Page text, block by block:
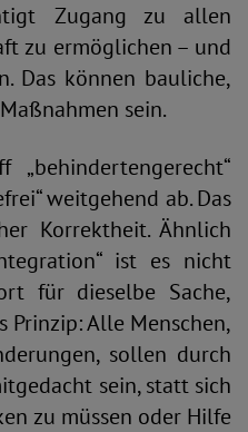
Zugang zu allen
zu ermöglichen – und
Das können bauliche,
sein.
weitgehend ab. Das
Korrektheit. Ähnlich
ist es nicht
für dieselbe Sache,
Prinzip: Alle Menschen,
sollen durch
sein, statt sich
zu müssen oder Hilfe